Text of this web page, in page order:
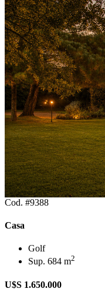
Cod. #9388
Casa
Golf
Sup. 684 m2
U$S 1.650.000